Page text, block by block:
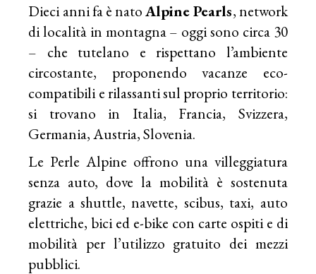
Dieci anni fa è natoAlpine Pearls, network
di località in montagna – oggi sono circa 30
– che tutelano e rispettano l’ambiente
circostante, proponendo vacanze eco-
compatibili e rilassanti sul proprio territorio:
si trovano in Italia, Francia, Svizzera,
Germania, Austria, Slovenia.
Le Perle Alpine offrono una villeggiatura
senza auto, dove la mobilità è sostenuta
grazie a shuttle, navette, scibus, taxi, auto
elettriche, bici ed e-bike con carte ospiti e di
mobilità per l’utilizzo gratuito dei mezzi
pubblici.